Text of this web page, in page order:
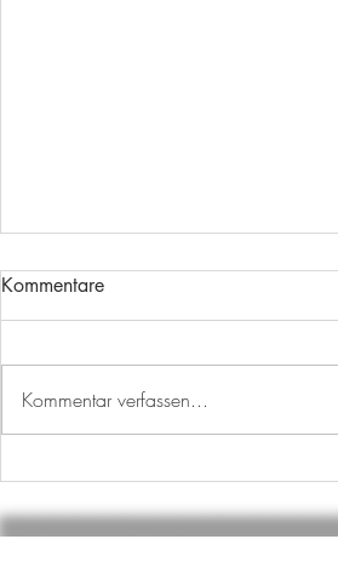
Kommentare
Kommentar verfassen...